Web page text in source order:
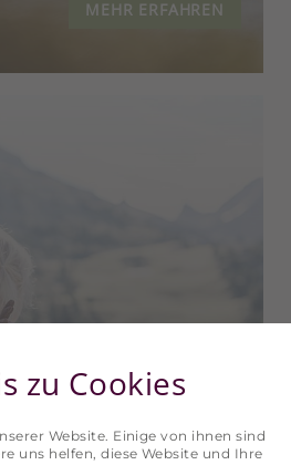
MEHR ERFAHREN
zu Cookies
Website. Einige von ihnen sind
uns helfen, diese Website und Ihre